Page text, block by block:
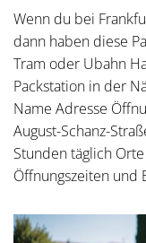
Wenn du bei
dann haben diese
Tram oder Ubahn
Packstation in der
Name Adresse
August-Schanz-
Stunden täglich
Öffnungszeiten und